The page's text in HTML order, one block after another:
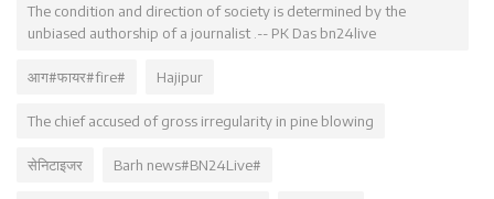
The condition and direction of society is determined by the
unbiased authorship of a journalist .-- PK Das bn24live
आग#फायर#fire# Hajipur
The chief accused of gross irregularity in pine blowing
सेनिटाइजर Barh news#BN24Live#